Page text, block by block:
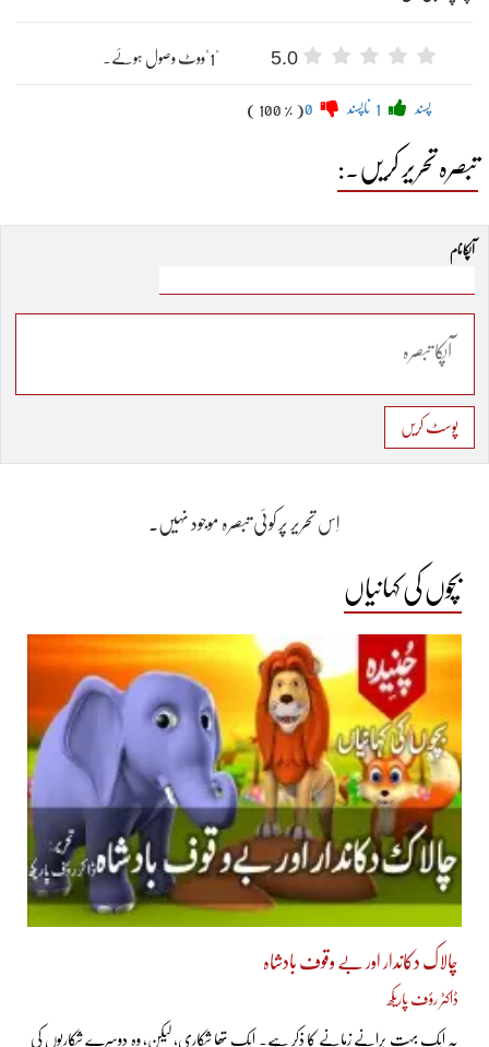
5.0 "1"ووٹ وصول ہوئے۔
پسند ناپسند ( 100 % )
تبصرہ تحریر کریں۔:
آپکا نام
پوسٹ کریں
اِس تحریر پر کوئی تبصرہ موجود نہیں۔
بچوں کی کہانیاں
چالاک دکاندار اور بے وقوف بادشاہ
ڈاکٹر رؤف پاریکھ
یہ ایک بہت پرانے زمانے کا ذکر ہے۔ ایک تھا شکاری، لیکن، وہ دوسرے شکاریوں کی